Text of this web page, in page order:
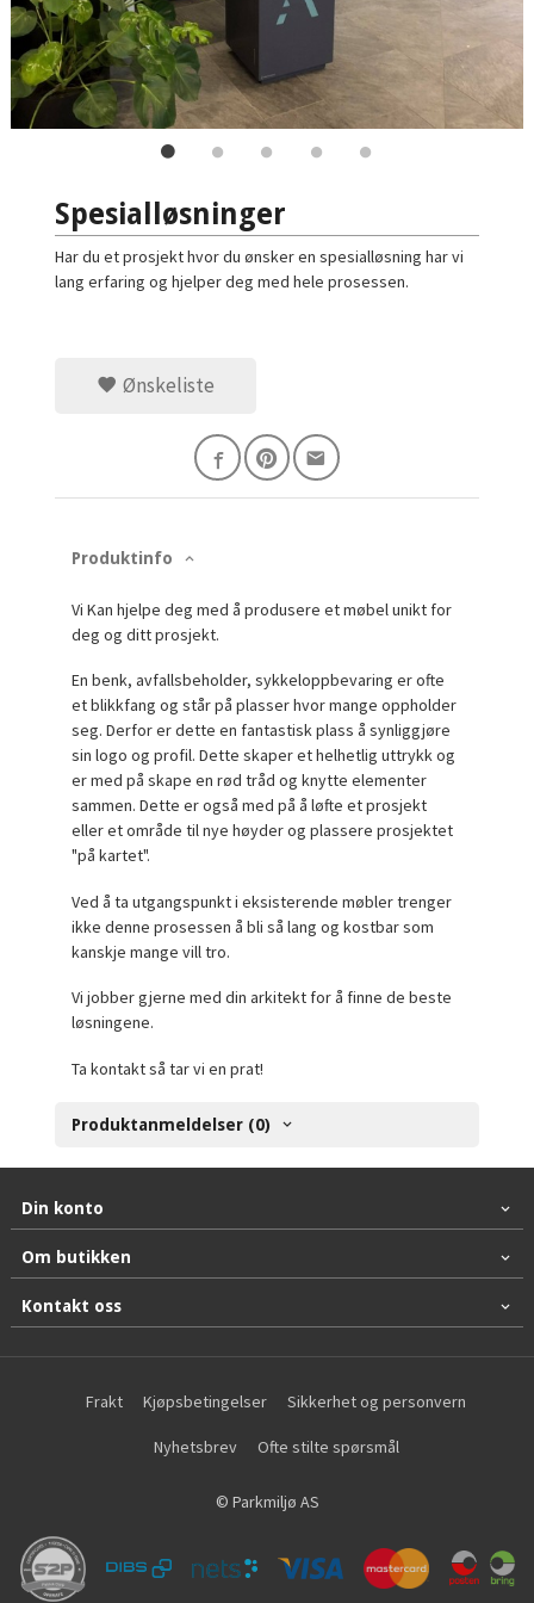
Spesialløsninger
Har du et prosjekt hvor du ønsker en spesialløsning har vi
lang erfaring og hjelper deg med hele prosessen.
Ønskeliste
Produktinfo
Vi Kan hjelpe deg med å produsere et møbel unikt for
deg og ditt prosjekt.
En benk, avfallsbeholder, sykkeloppbevaring er ofte
et blikkfang og står på plasser hvor mange oppholder
seg. Derfor er dette en fantastisk plass å synliggjøre
sin logo og profil. Dette skaper et helhetlig uttrykk og
er med på skape en rød tråd og knytte elementer
sammen. Dette er også med på å løfte et prosjekt
eller et område til nye høyder og plassere prosjektet
"på kartet".
Ved å ta utgangspunkt i eksisterende møbler trenger
ikke denne prosessen å bli så lang og kostbar som
kanskje mange vill tro.
Vi jobber gjerne med din arkitekt for å finne de beste
løsningene.
Ta kontakt så tar vi en prat!
Produktanmeldelser (0)
Din konto
Om butikken
Kontakt oss
Frakt Kjøpsbetingelser Sikkerhet og personvern
Nyhetsbrev Ofte stilte spørsmål
© Parkmiljø AS